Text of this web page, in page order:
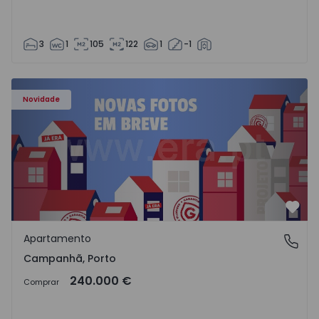
3 1 105 122 1 -1
Novidade
Apartamento T3 Porto, Campanhã - 1575504 - 1
Campanhã, Porto
Apartamento
Campanhã, Porto
Comprar 240.000 €